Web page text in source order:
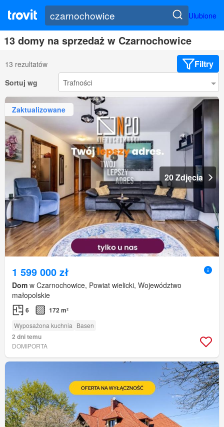
Ulubione
13 domy na sprzedaż w Czarnochowice
13 rezultatów Filtry
Sortuj wg
Zaktualizowane
20 Zdjęcia
1 599 000 zł
Dom w Czarnochowice, Powiat wielicki, Województwo
małopolskie
6 172 m²
Wyposażona kuchnia Basen
2 dni temu
DOMIPORTA